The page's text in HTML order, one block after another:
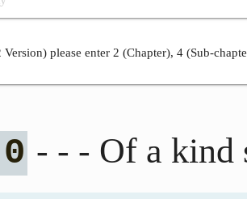
please enter 2 (Chapter), 4 (Sub-
0 - - - Of a kind